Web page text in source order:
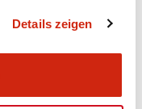
Details zeigen